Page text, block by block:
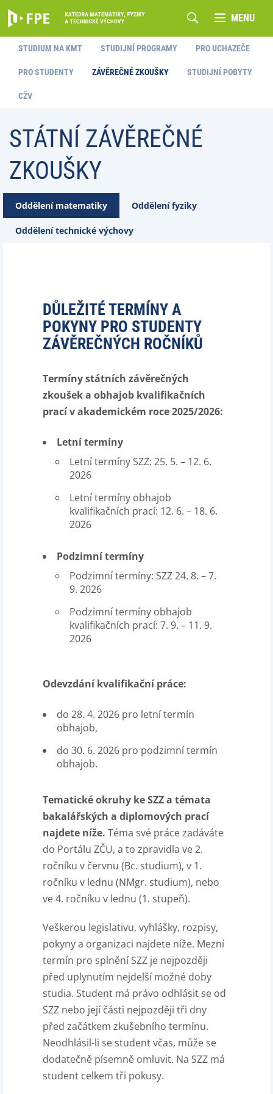
MENU
STUDIUM NA KMT STUDIJNÍ PROGRAMY PRO UCHAZEČE
PRO STUDENTY ZÁVĚREČNÉ ZKOUŠKY STUDIJNÍ POBYTY
CŽV
STÁTNÍ ZÁVĚREČNÉ
ZKOUŠKY
Oddělení matematiky Oddělení fyziky
Oddělení technické výchovy
DŮLEŽITÉ TERMÍNY A
POKYNY PRO STUDENTY
ZÁVĚREČNÝCH ROČNÍKŮ
Termíny státních závěrečných
zkoušek a obhajob kvalifikačních
prací v akademickém roce 2025/2026:
Letní termíny
Letní termíny SZZ: 25. 5. – 12. 6.
2026
Letní termíny obhajob
kvalifikačních prací: 12. 6. – 18. 6.
2026
Podzimní termíny
Podzimní termíny: SZZ 24. 8. – 7.
9. 2026
Podzimní termíny obhajob
kvalifikačních prací: 7. 9. – 11. 9.
2026
Odevzdání kvalifikační práce:
do 28. 4. 2026 pro letní termín
obhajob,
do 30. 6. 2026 pro podzimní termín
obhajob.
Tematické okruhy ke SZZ a témata
bakalářských a diplomových prací
najdete níže. Téma své práce zadáváte
do Portálu ZČU, a to zpravidla ve 2.
ročníku v červnu (Bc. studium), v 1.
ročníku v lednu (NMgr. studium), nebo
ve 4. ročníku v lednu (1. stupeň).
Veškerou legislativu, vyhlášky, rozpisy,
pokyny a organizaci najdete níže. Mezní
termín pro splnění SZZ je nejpozději
před uplynutím nejdelší možné doby
studia. Student má právo odhlásit se od
SZZ nebo její části nejpozději tři dny
před začátkem zkušebního termínu.
Neodhlásil-li se student včas, může se
dodatečně písemně omluvit. Na SZZ má
student celkem tři pokusy.